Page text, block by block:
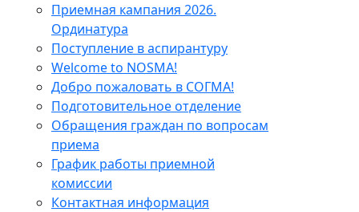
Приемная кампания 2026.
Ординатура
Поступление в аспирантуру
Welcome to NOSMA!
Добро пожаловать в СОГМА!
Подготовительное отделение
Обращения граждан по вопросам
приема
График работы приемной
комиссии
Контактная информация